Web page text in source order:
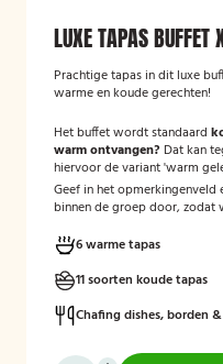
LUXE TAPAS BUFFET
Prachtige tapas in dit luxe
warme en koude gerechten!
Het buffet wordt standaard
warm ontvangen? Dat kan
hiervoor de variant 'warm
Geef in het opmerkingenveld
binnen de groep door, zodat
6 warme tapas
11 soorten koude tapas
Chafing dishes, borden